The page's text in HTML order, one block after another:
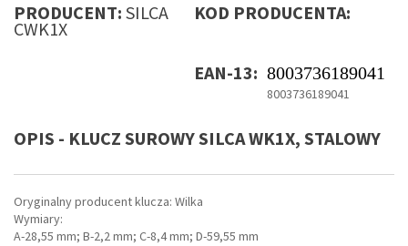
PRODUCENT: SILCA KOD PRODUCENTA:
CWK1X
EAN-13: 8003736189041
8003736189041
OPIS - KLUCZ SUROWY SILCA WK1X, STALOWY
Oryginalny producent klucza: Wilka
Wymiary:
A-28,55 mm; B-2,2 mm; C-8,4 mm; D-59,55 mm